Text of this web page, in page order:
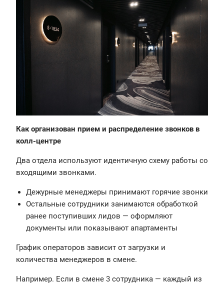
Как организован прием и распределение звонков в
колл-центре
Два отдела используют идентичную схему работы со
входящими звонками.
Дежурные менеджеры принимают горячие звонки
Остальные сотрудники занимаются обработкой
ранее поступивших лидов — оформляют
документы или показывают апартаменты
График операторов зависит от загрузки и
количества менеджеров в смене.
Например. Если в смене 3 сотрудника — каждый из